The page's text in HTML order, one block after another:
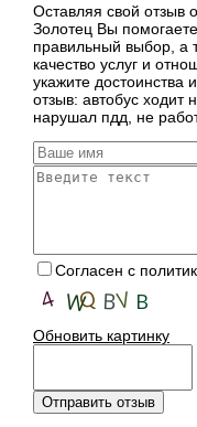
Оставляя свой отзыв
Золотец Вы
правильный выбор, а
качество услуг и
укажите достоинства
отзыв: автобус ходит
нарушал пдд, не
Согласен с
Обновить картинку
Отправить отзыв